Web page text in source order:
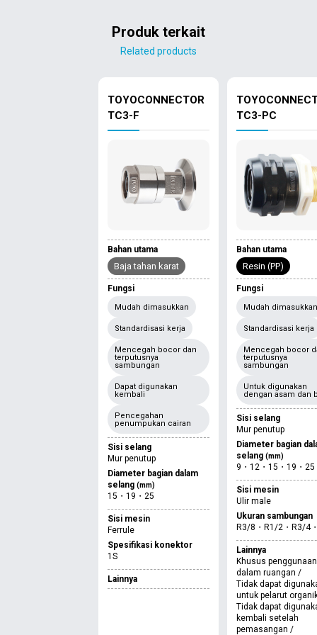
Produk terkait
Related products
TOYOCONNECTOR
TC3-F
Bahan utama
Baja tahan karat
Fungsi
Mudah dimasukkan
Standardisasi kerja
Mencegah bocor dan
terputusnya
sambungan
Dapat digunakan
kembali
Pencegahan
penumpukan cairan
Sisi selang
Mur penutup
Diameter bagian dalam
selang (mm)
15・19・25
Sisi mesin
Ferrule
Spesifikasi konektor
1S
Lainnya
TC3-PC
Bahan utama
Resin (PP)
Fungsi
Mudah dimasukkan
Standardisasi kerja
Mencegah bocor
terputusnya
sambungan
Untuk digunakan
dengan asam dan
Sisi selang
Mur penutup
Diameter bagian
selang (mm)
9・12・15・19・25
Sisi mesin
Ulir male
Ukuran sambungan
R3/8・R1/2・R3/4
Lainnya
Khusus
dalam ruangan /
Tidak dapat
untuk pelarut
Tidak dapat
kembali setelah
pemasangan /